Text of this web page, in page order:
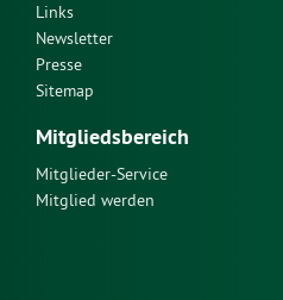
Links
Newsletter
Presse
Sitemap
Mitgliedsbereich
Mitglieder-Service
Mitglied werden